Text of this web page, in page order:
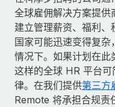
全球雇佣解决方案提供
建立管理薪资、福利
国家可能迅速变得复
情况下。如果计划在
这样的全球 HR 平台
律。在我们提供第三方
Remote 将承担合规责